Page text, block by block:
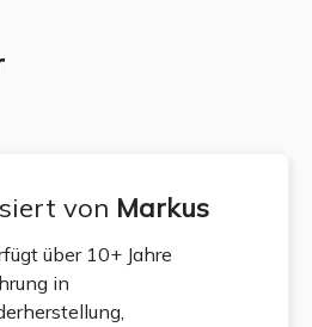
von Markus
über 10+ Jahre
in